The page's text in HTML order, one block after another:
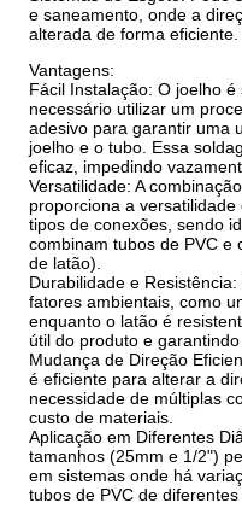
e saneamento, onde a
alterada de forma eficiente.
Vantagens:
Fácil Instalação: O joelho
necessário utilizar um
adesivo para garantir uma
joelho e o tubo. Essa
eficaz, impedindo
Versatilidade: A
proporciona a
tipos de conexões, sendo
combinam tubos de PVC e
de latão).
Durabilidade e
fatores ambientais, como
enquanto o latão é
útil do produto e
Mudança de Direção
é eficiente para alterar a
necessidade de múltiplas
custo de materiais.
Aplicação em Diferentes
tamanhos (25mm e 1/2")
em sistemas onde há
tubos de PVC de